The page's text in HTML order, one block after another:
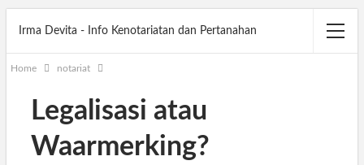
Irma Devita - Info Kenotariatan dan Pertanahan
Home notariat
Legalisasi atau
Waarmerking?